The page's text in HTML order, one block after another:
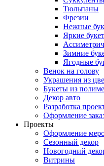
Тюльпаны
Фрезии
Нежные
Яркие
Зимние
Ягодные
Венок на голову
Украшения из
Букеты из
Декор авто
Разработка
Оформление
Проекты
Оформление
Сезонный декор
Новогодний
Витрины